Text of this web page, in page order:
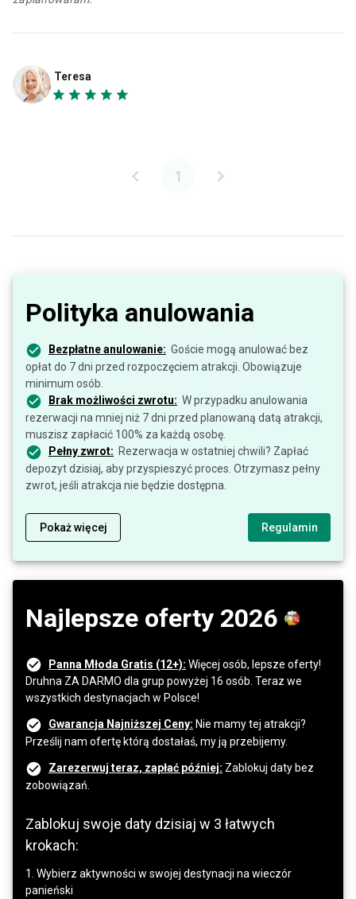
Teresa
1
Polityka anulowania
Bezpłatne anulowanie: Goście mogą anulować bez
opłat do 7 dni przed rozpoczęciem atrakcji. Obowiązuje
minimum osób.
Brak możliwości zwrotu: W przypadku anulowania
rezerwacji na mniej niż 7 dni przed planowaną datą atrakcji,
muszisz zapłacić 100% za każdą osobę.
Pełny zwrot: Rezerwacja w ostatniej chwili? Zapłać
depozyt dzisiaj, aby przyspieszyć proces. Otrzymasz pełny
zwrot, jeśli atrakcja nie będzie dostępna.
Pokaż więcej Regulamin
Najlepsze oferty 2026
Panna Młoda Gratis (12+): Więcej osób, lepsze oferty!
Druhna ZA DARMO dla grup powyżej 16 osób. Teraz we
wszystkich destynacjach w Polsce!
Gwarancja Najniższej Ceny: Nie mamy tej atrakcji?
Prześlij nam ofertę którą dostałaś, my ją przebijemy.
Zarezerwuj teraz, zapłać później: Zablokuj daty bez
zobowiązań.
Zablokuj swoje daty dzisiaj w 3 łatwych
krokach:
1. Wybierz aktywności w swojej destynacji na wieczór
panieński